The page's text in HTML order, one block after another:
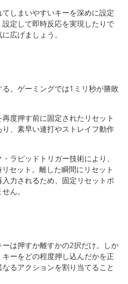
しまいやすいキーを深めに設定
定して即時反応を実現したりで
広げましょう。
。ゲーミングでは1ミリ秒が勝敗
度押す前に固定されたリセット
、素早い連打やストレイフ動作
ラピッドトリガー技術により、
セット。離した瞬間にリセット
力されるため、固定リセットポ
ん。
は押すか離すかの2択だけ。しか
ーをどの程度押し込んだかを正
るアクションを割り当てること